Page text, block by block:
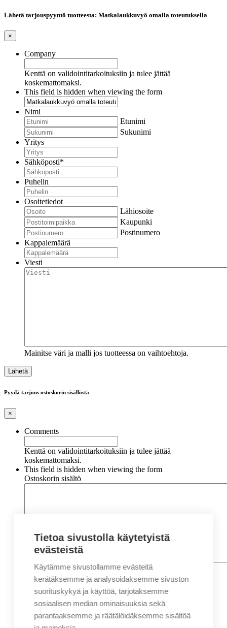
Lähetä tarjouspyyntö tuotteesta: Matkalaukkuvyö omalla toteutuksella
×
Company
Kenttä on validointitarkoituksiin ja tulee jättää
koskemattomaksi.
This field is hidden when viewing the form
Nimi
Etunimi
Sukunimi
Yritys
Sähköposti*
Puhelin
Osoitetiedot
Lähiosoite
Kaupunki
Postinumero
Kappalemäärä
Viesti
Mainitse väri ja malli jos tuotteessa on vaihtoehtoja.
Pyydä tarjous ostoskorin sisällöstä
×
Comments
Kenttä on validointitarkoituksiin ja tulee jättää
koskemattomaksi.
This field is hidden when viewing the form
Ostoskorin sisältö
Nimi*
Etunimi
Sukunimi
Sähköposti*
Tietoa sivustolla käytetyistä
evästeistä
Käytämme sivustollamme evästeitä
kerätäksemme ja analysoidaksemme sivuston
suorituskykyä ja käyttöä, tarjotaksemme
sosiaalisen median ominaisuuksia sekä
parantaaksemme ja räätälöidäksemme sisältöä